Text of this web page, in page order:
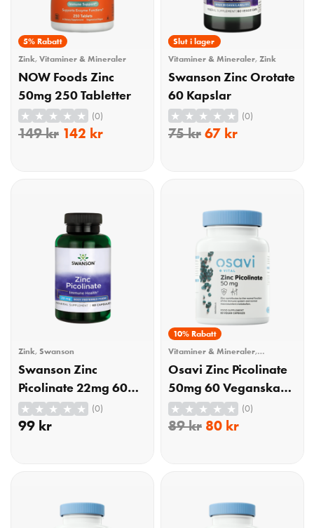
5% Rabatt
Zink, Vitaminer & Mineraler
NOW Foods Zinc
50mg 250 Tabletter
(0)
149kr 142 kr
KÖP
11% Rabatt
Slut i lager
Vitaminer & Mineraler, Zink
Swanson Zinc Orotate
60 Kapslar
(0)
75kr 67 kr
KÖP
Zink, Swanson
Swanson Zinc
Picolinate 22mg 60
Kapslar
(0)
99 kr
KÖP
10% Rabatt
Vitaminer & Mineraler,
Mineraler,Zink
Osavi Zinc Picolinate
50mg 60 Veganska
Kapslar
(0)
89kr 80 kr
KÖP